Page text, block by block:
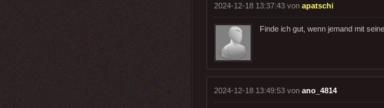
2024-12-18 13:37:43 von apatschi
Finde ich gut, wenn jemand mit
2024-12-18 13:49:53 von ano_4814